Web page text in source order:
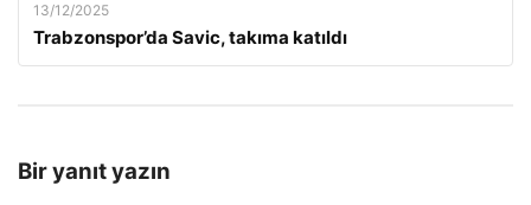
13/12/2025
Trabzonspor’da Savic, takıma katıldı
Bir yanıt yazın